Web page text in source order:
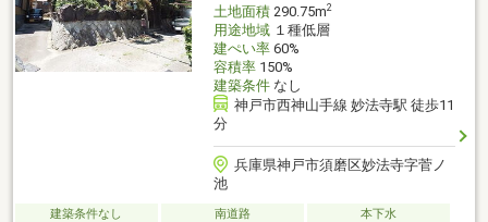
土地面積290.75m2
用途地域１種低層
建ぺい率60%
容積率150%
建築条件なし
神戸市西神山手線 妙法寺駅 徒歩11
分
兵庫県神戸市須磨区妙法寺字菅ノ
池
建築条件なし 南道路 本下水